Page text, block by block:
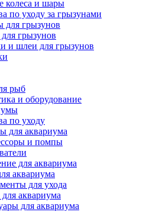
колеса и шары
по уходу за грызунами
для грызунов
грызунов
и шлеи для грызунов
рыб
и оборудование
по уходу
для аквариума
и помпы
для аквариума
аквариума
для ухода
аквариума
для аквариума